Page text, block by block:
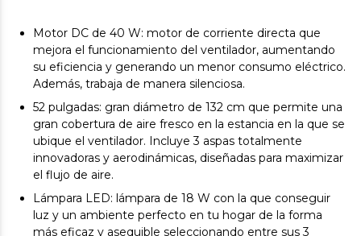
Motor DC de 40 W: motor de corriente directa que
mejora el funcionamiento del ventilador, aumentando
su eficiencia y generando un menor consumo eléctrico.
Además, trabaja de manera silenciosa.
52 pulgadas: gran diámetro de 132 cm que permite una
gran cobertura de aire fresco en la estancia en la que se
ubique el ventilador. Incluye 3 aspas totalmente
innovadoras y aerodinámicas, diseñadas para maximizar
el flujo de aire.
Lámpara LED: lámpara de 18 W con la que conseguir
luz y un ambiente perfecto en tu hogar de la forma
más eficaz y asequible seleccionando entre sus 3